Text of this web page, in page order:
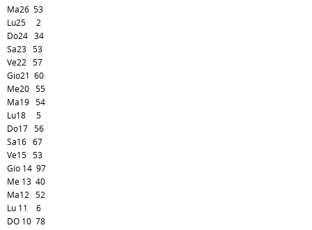
Ma26 53
Lu25 2
Do24 34
Sa23 53
Ve22 57
Gio21 60
Me20 55
Ma19 54
Lu18 5
Do17 56
Sa16 67
Ve15 53
Gio 14 97
Me 13 40
Ma12 52
Lu 11 6
DO 10 78